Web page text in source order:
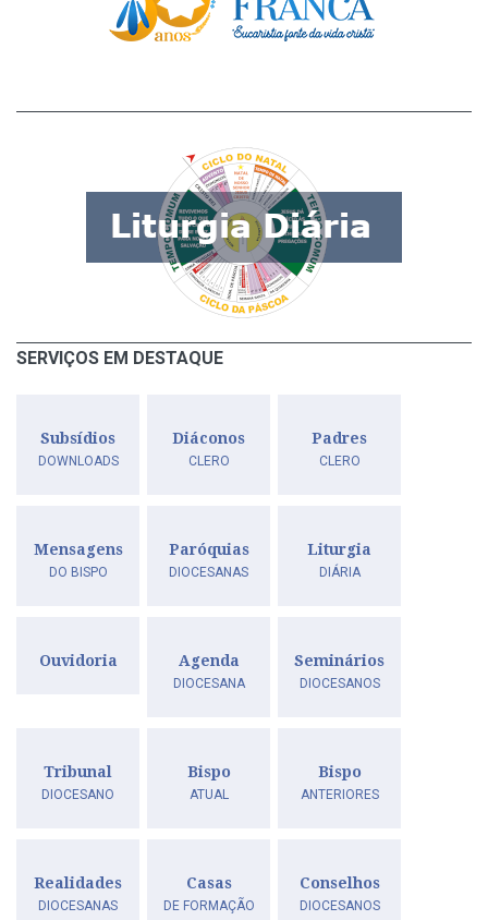
SERVIÇOS EM DESTAQUE
Subsídios
DOWNLOADS
Diáconos
CLERO
Padres
CLERO
Mensagens
DO BISPO
Paróquias
DIOCESANAS
Liturgia
DIÁRIA
Ouvidoria Agenda
DIOCESANA
Seminários
DIOCESANOS
Tribunal
DIOCESANO
Bispo
ATUAL
Bispo
ANTERIORES
Realidades
DIOCESANAS
Casas
DE FORMAÇÃO
Conselhos
DIOCESANOS